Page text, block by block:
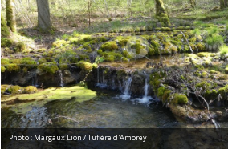
Photo : Margaux Lion / Tufière d'Amorey